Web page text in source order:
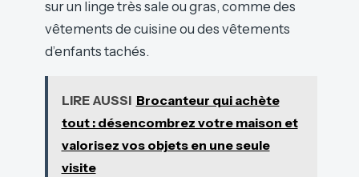
sur un linge très sale ou gras, comme des
vêtements de cuisine ou des vêtements
d’enfants tachés.
LIRE AUSSI Brocanteur qui achète
tout : désencombrez votre maison et
valorisez vos objets en une seule
visite